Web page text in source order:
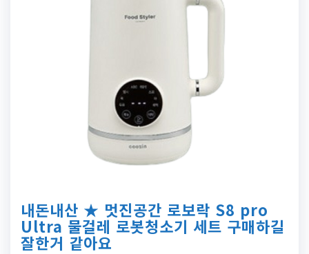
내돈내산 ★ 멋진공간 로보락 S8 pro
Ultra 물걸레 로봇청소기 세트 구매하길
잘한거 같아요